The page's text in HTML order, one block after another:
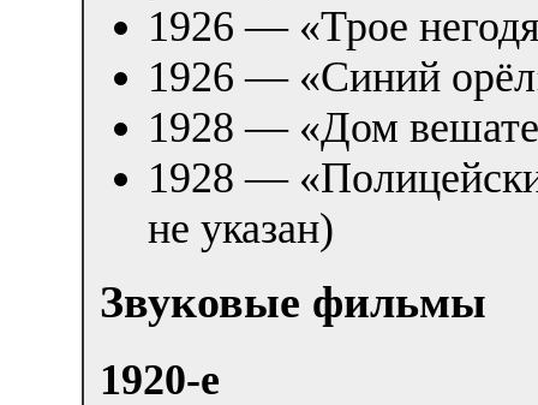
1926 — «Трое
1926 — «Синий
1928 — «Дом
1928 —
не указан)
Звуковые фильмы
1920-е